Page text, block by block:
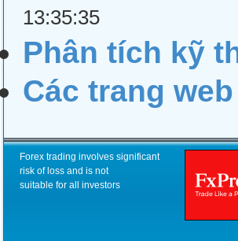
13:35:35
Phân tích kỹ
Các trang
Forex trading involves significant
risk of loss and is not
suitable for all investors